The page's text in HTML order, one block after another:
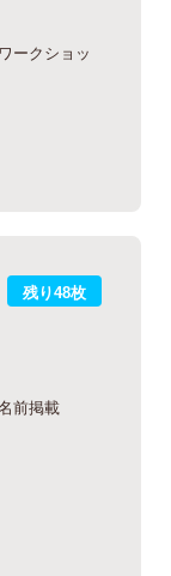
ークショッ
残り48枚
前掲載